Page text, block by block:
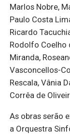
Marlos Nobre,
Paulo Costa
Ricardo
Rodolfo Coelho
Miranda,
Vasconcellos-
Rescala, Vânia
Corrêa de
As obras serão
a Orquestra